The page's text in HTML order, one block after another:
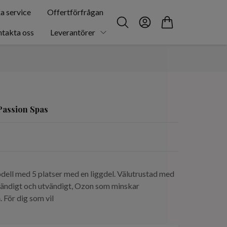
service Offertförfrågan
oss Leverantörer
Spas
med 5 platser med en liggdel. Välutrustad med
och utvändigt, Ozon som minskar
dig som vil